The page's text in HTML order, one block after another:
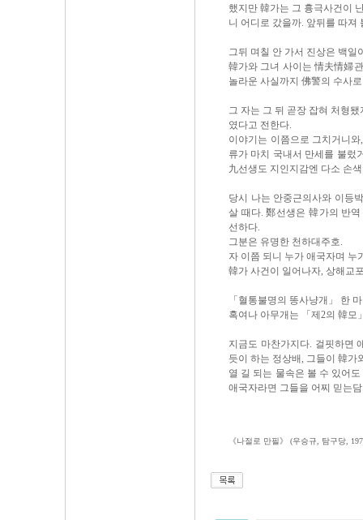
했지만 韓가는 그 흉극사건이
니 어디로 갔을까. 앞뒤를 따져
그뒤 며칠 안 가서 진상은 백일
韓가와 그녀 사이는 情夫情婦
놀라운 사실까지 佛警의 수사
그 자는 그 뒤 곧장 잡혀 처형
였다고 전한다.
이야기는 이쯤으로 그치거니
류가 마치 국내서 만세를 불렀
九선생도 지인지감엔 다소 손
당시 나는 안중근의사와 이등
살 때다. 鄭선생은 韓가의 반
선하다.
그분은 유명한 천하대주호.
자 이쯤 되니 누가 애국자며 누
韓가 사건이 일어나자, 상해교
「혈통불명의 똥사냥개」 한
혹여나 아무개는 「제2의 韓모
지금도 마찬가지다. 걸핏하면
듯이 하는 정상배, 그들이 韓가
열 길 되는 물속은 볼 수 있어
애국자라면 그들을 어찌 믿는
《나절로 만필》 (우승규, 탐구당,